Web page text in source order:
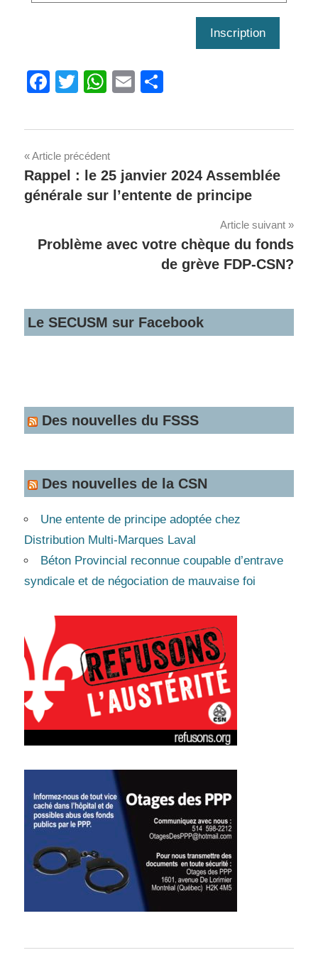
Inscription
Facebook
TwitterWhatsApp
Email
Navigation
de
Article précédent
Rappel : le 25 janvier 2024 Assemblée
générale sur l’entente de principe
Article suivant
Problème avec votre chèque du fonds
de grève FDP-CSN?
Le SECUSM sur Facebook
Des nouvelles du FSSS
Des nouvelles de la CSN
Une entente de principe adoptée chez
Distribution Multi-Marques Laval
Béton Provincial reconnue coupable d’entrave
syndicale et de négociation de mauvaise foi